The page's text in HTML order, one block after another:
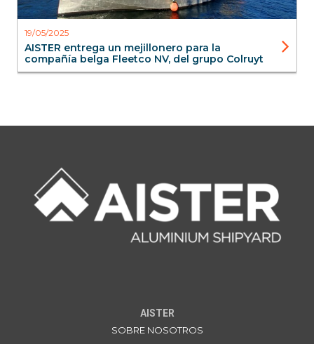
19/05/2025
AISTER entrega un mejillonero para la
compañía belga Fleetco NV, del grupo Colruyt
AISTER
SOBRE NOSOTROS